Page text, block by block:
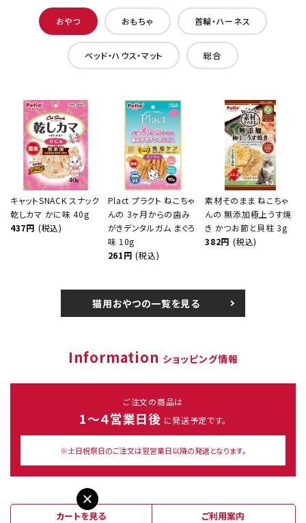
おやつ おもちゃ 首輪・ハーネス
ベッド・ハウス・マット 総合
キャットSNACK スナック
乾しカマ かに味 40g
437円 (税込)
Plact プラクト ねこちゃ
んの 3ヶ月からの歯み
がきデンタルガム まぐろ
味 10g
261円 (税込)
素材そのまま ねこちゃ
んの 無添加極上うす焼
き かつお節と貝柱 3g
382円 (税込)
猫用おやつの一覧を見る
Information ショッピング情報
ご注文の商品は
1～４営業日後 に発送予定です。
※土日祝祭日のご注文は翌営業日以降の発送となります。
カートを見る ご利用案内